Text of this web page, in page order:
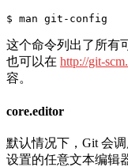
这个命令列出了所有
也可以在 http://git-
容。
core.editor
默认情况下，Git 会
设置的任意文本编辑